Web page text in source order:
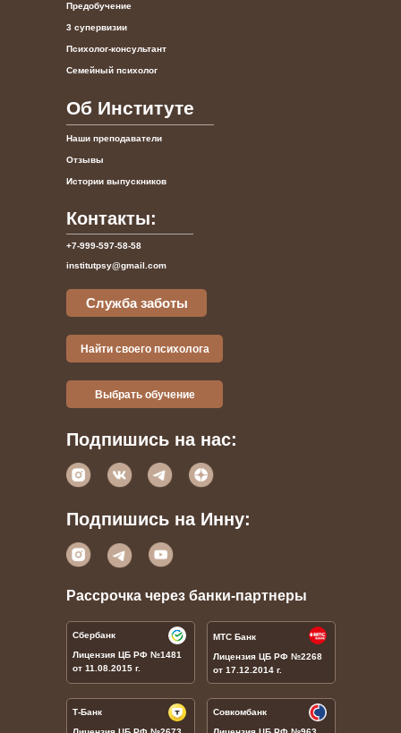
Предобучение
3 супервизии
Психолог-консультант
Семейный психолог
Контакты:
+7-999-597-58-58
Служба заботы
institutpsy@gmail.com
Об Институте
Наши преподаватели
Отзывы
Истории выпускников
Найти своего психолога
Выбрать обучение
Подпишись на нас:
Подпишись на Инну:
Рассрочка через банки-партнеры
Сбербанк
Лицензия ЦБ РФ №1481
от 11.08.2015 г.
Т-Банк
МТС Банк
Лицензия ЦБ РФ №2268
от 17.12.2014 г.
Совкомбанк